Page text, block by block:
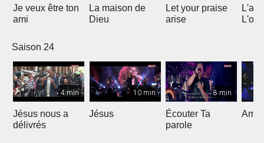
Je veux être ton
ami
La maison de
Dieu
Let your praise
arise
Saison 24
4 min
Jésus nous a
délivrés
10 min
Jésus
8 min
Écouter Ta
parole
Ami